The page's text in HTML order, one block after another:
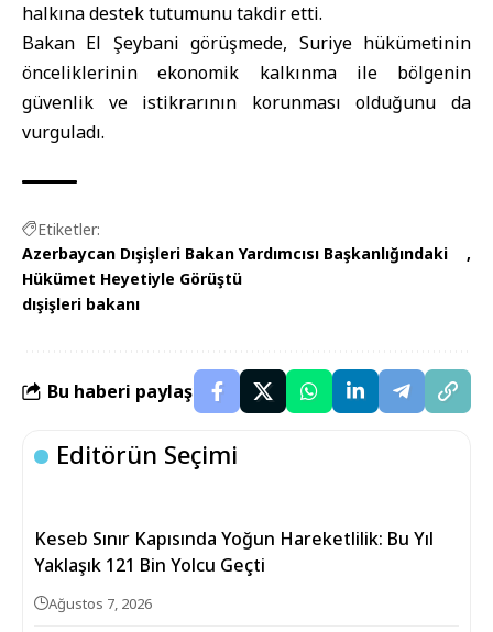
halkına destek tutumunu takdir etti.
Bakan El Şeybani görüşmede, Suriye hükümetinin
önceliklerinin ekonomik kalkınma ile bölgenin
güvenlik ve istikrarının korunması olduğunu da
vurguladı.
Etiketler:
Azerbaycan Dışişleri Bakan Yardımcısı Başkanlığındaki
Hükümet Heyetiyle Görüştü
dışişleri bakanı
Bu haberi paylaş
Editörün Seçimi
Keseb Sınır Kapısında Yoğun Hareketlilik: Bu Yıl
Yaklaşık 121 Bin Yolcu Geçti
Ağustos 7, 2026